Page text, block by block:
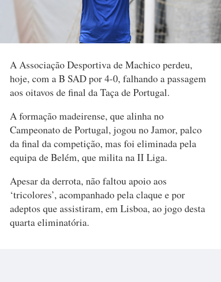
A Associação Desportiva de Machico perdeu,
hoje, com a B SAD por 4-0, falhando a passagem
aos oitavos de final da Taça de Portugal.
A formação madeirense, que alinha no
Campeonato de Portugal, jogou no Jamor, palco
da final da competição, mas foi eliminada pela
equipa de Belém, que milita na II Liga.
Apesar da derrota, não faltou apoio aos
‘tricolores’, acompanhado pela claque e por
adeptos que assistiram, em Lisboa, ao jogo desta
quarta eliminatória.